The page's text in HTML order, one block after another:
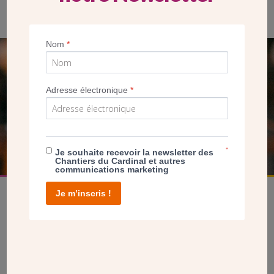
Façade avant de la Chapelle Saint-Marc
SEUL VOTRE DON
NOUS PERMET D’AGIR
FAIRE UN DON
Nom*
Adresse électronique*
Je souhaite recevoir la newsletter des
Chantiers du Cardinal et autres
communications marketing
*
Je m’inscris !